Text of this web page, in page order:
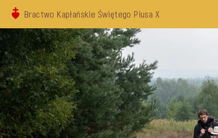
Bractwo Kapłańskie Świętego Piusa X